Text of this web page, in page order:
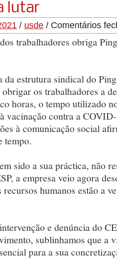
lutar
/ usde / Comentários
trabalhadores obriga
da estrutura sindical do
os trabalhadores a
horas, o tempo utilizado
vacinação contra a
à comunicação social
tempo.
sido a sua práctica, não
a empresa veio agora
recursos humanos estão a
e denúncia do
sublinhamos que a
para a sua